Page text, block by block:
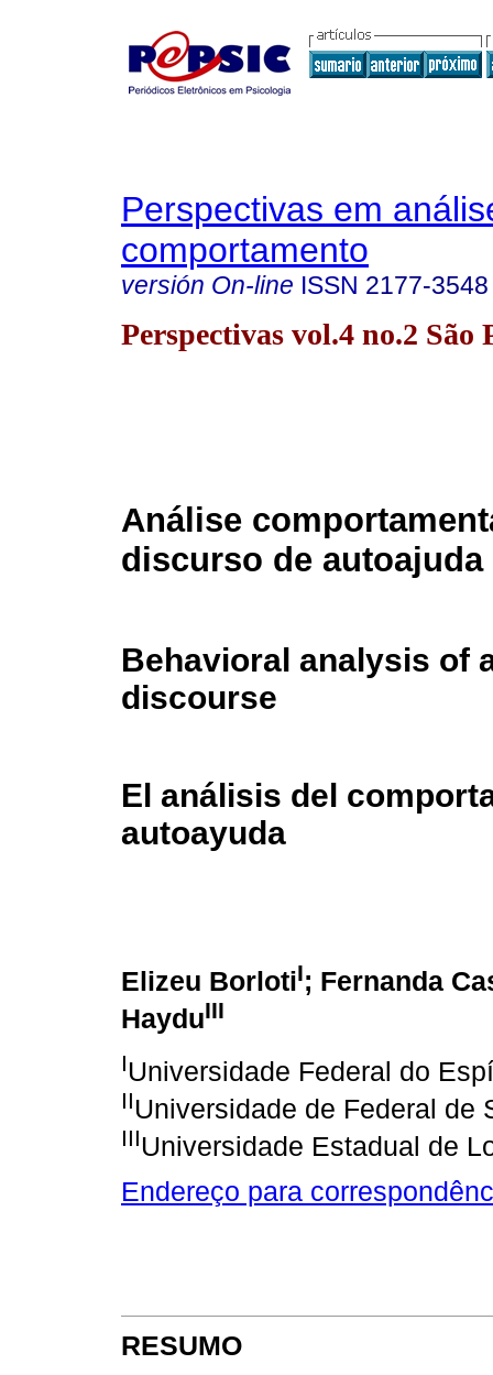
Perspectivas em
comportamento
versión On-line ISSN 2177-3548
Perspectivas vol.4 no.2 São
Análise
discurso de autoajuda
Behavioral analysis of
discourse
El análisis del
autoayuda
Elizeu BorlotiI; Fernanda
HayduIII
IUniversidade Federal do
IIUniversidade de Federal de
IIIUniversidade Estadual de
Endereço para
RESUMO